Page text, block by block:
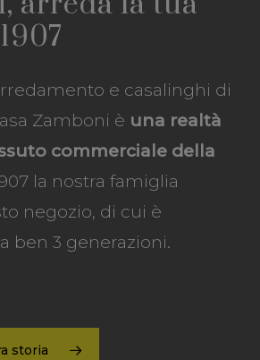
1907
e casalinghi di
Zamboni è una realtà
commerciale della
la nostra famiglia
negozio, di cui è
ben 3 generazioni.
storia